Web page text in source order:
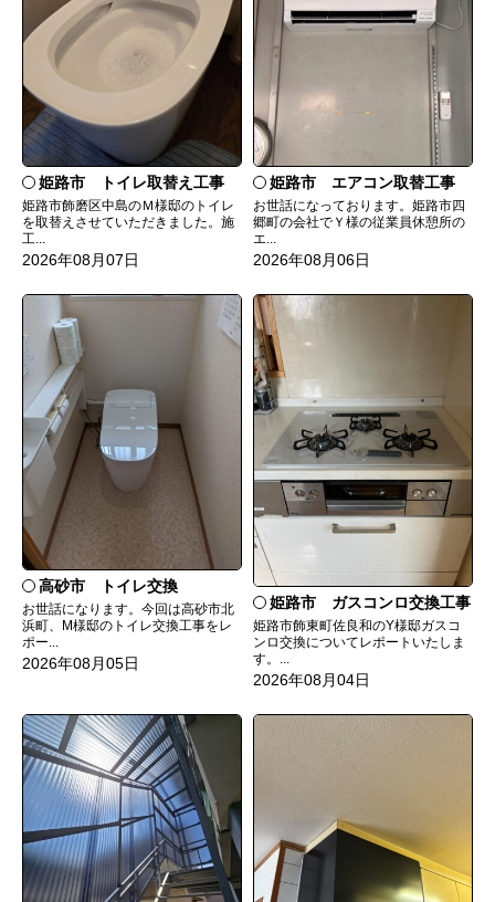
姫路市 トイレ取替え工事
姫路市飾磨区中島のＭ様邸のトイレ
を取替えさせていただきました。施
工...
2026年08月07日
姫路市 エアコン取替工事
お世話になっております。姫路市四
郷町の会社でＹ様の従業員休憩所の
エ...
2026年08月06日
高砂市 トイレ交換
お世話になります。今回は高砂市北
浜町、M様邸のトイレ交換工事をレ
ポー...
2026年08月05日
姫路市 ガスコンロ交換工事
姫路市飾東町佐良和のY様邸ガスコ
ンロ交換についてレポートいたしま
す。...
2026年08月04日